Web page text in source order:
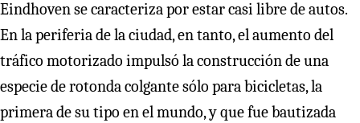
Eindhoven se caracteriza por estar casi libre de autos.
En la periferia de la ciudad, en tanto, el aumento del
tráfico motorizado impulsó la construcción de una
especie de rotonda colgante sólo para bicicletas, la
primera de su tipo en el mundo, y que fue bautizada